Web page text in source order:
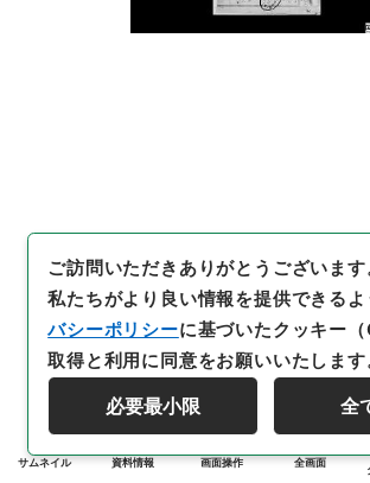
サムネイル 資料情報 画面操作 全画面
ご訪問いただきありがとうございます
私たちがより良い情報を提供できるよ
バシーポリシーに基づいたクッキー
取得と利用に同意をお願いいたします
必要最小限 全